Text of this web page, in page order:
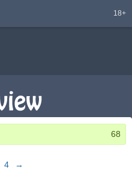
18+
68
4 →